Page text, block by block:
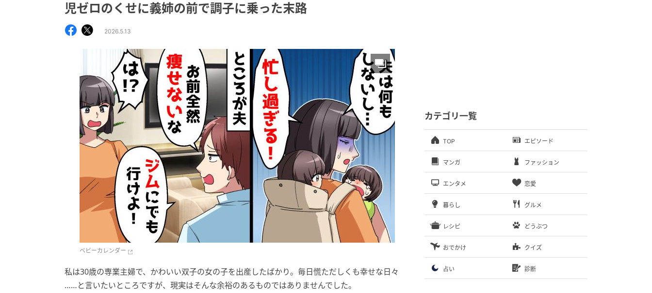
児ゼロのくせに義姉の前で調子に乗った末路
2026.5.13
ベビーカレンダー
私は30歳の専業主婦で、かわいい双子の女の子を出産したばかり。毎日慌ただしくも幸せな日々
……と言いたいところですが、現実はそんな余裕のあるものではありませんでした。
カテゴリ一覧
TOP エピソード
マンガ ファッション
エンタメ 恋愛
暮らし グルメ
レシピ どうぶつ
おでかけ クイズ
占い 診断